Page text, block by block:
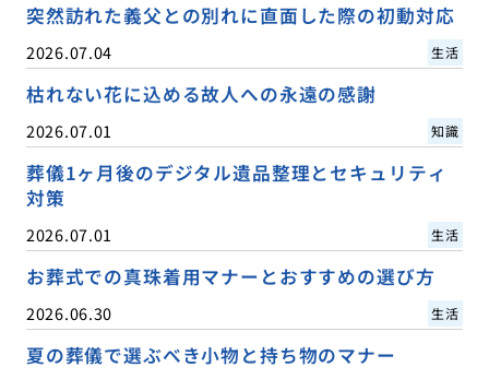
突然訪れた義父との別れに直面した際の初動対応
2026.07.04 生活
枯れない花に込める故人への永遠の感謝
2026.07.01 知識
葬儀1ヶ月後のデジタル遺品整理とセキュリティ
対策
2026.07.01 生活
お葬式での真珠着用マナーとおすすめの選び方
2026.06.30 生活
夏の葬儀で選ぶべき小物と持ち物のマナー